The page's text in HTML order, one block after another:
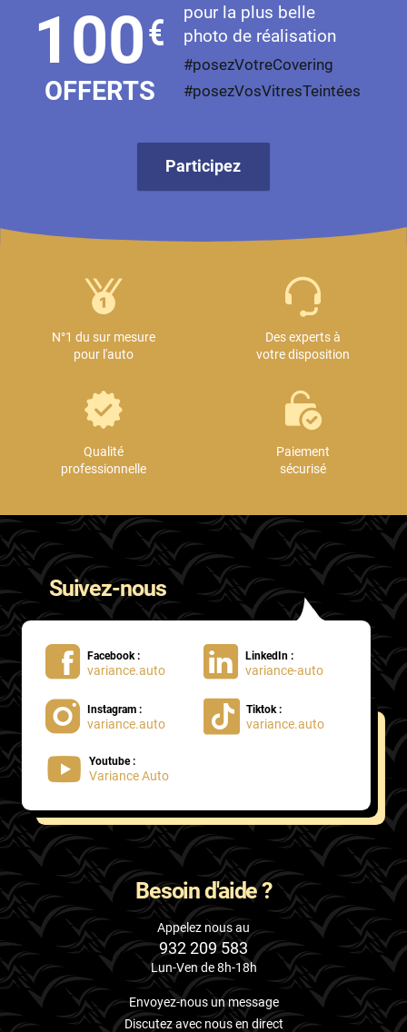
Maserati
Maybach
Mazda
MG
Mitsubishi
Oldsmobile
Ora
Peugeot
Plymouth
Pontiac
Porsche
Proton
Renault
Rolls
Rover
Saab
Santana
Saturn
Scania
100€
OFFERTS
pour la plus belle
photo de réalisation
#posezVotreCovering
#posezVosVitresTeintées
Participez
N°1 du sur mesure
pour l'auto
Des experts à
votre disposition
Qualité
professionnelle
Paiement
sécurisé
Suivez-nous
Facebook :
variance.auto
LinkedIn :
variance-auto
Instagram :
variance.auto
Tiktok :
variance.auto
Youtube :
Variance Auto
Besoin d'aide ?
Appelez nous au
932 209 583
Lun-Ven de 8h-18h
Envoyez-nous un message
Discutez avec nous en direct